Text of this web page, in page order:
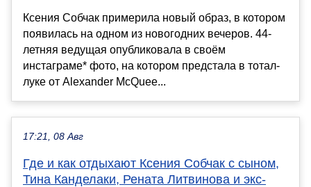
Ксения Собчак примерила новый образ, в котором
появилась на одном из новогодних вечеров. 44-
летняя ведущая опубликовала в своём
инстаграме* фото, на котором предстала в тотал-
луке от Alexander McQuee...
17:21, 08 Авг
Где и как отдыхают Ксения Собчак с сыном,
Тина Канделаки, Рената Литвинова и экс-